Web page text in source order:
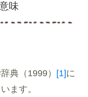
味
典（1999） [1]に
ます。